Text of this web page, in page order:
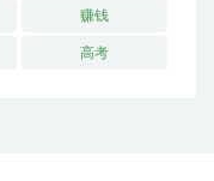
赚钱
高考